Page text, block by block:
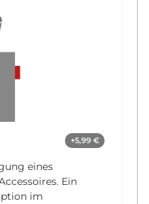
+5,99 €
eines
Ein
im